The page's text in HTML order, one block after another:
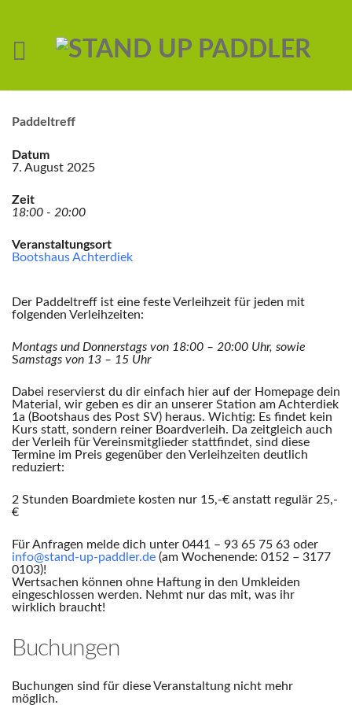
Paddeltreff
Datum
7. August 2025
Zeit
18:00 - 20:00
Veranstaltungsort
Bootshaus Achterdiek
Der Paddeltreff ist eine feste Verleihzeit für jeden mit
folgenden Verleihzeiten:
Montags und Donnerstags von 18:00 – 20:00 Uhr, sowie
Samstags von 13 – 15 Uhr
Dabei reservierst du dir einfach hier auf der Homepage dein
Material, wir geben es dir an unserer Station am Achterdiek
1a (Bootshaus des Post SV) heraus. Wichtig: Es findet kein
Kurs statt, sondern reiner Boardverleih. Da zeitgleich auch
der Verleih für Vereinsmitglieder stattfindet, sind diese
Termine im Preis gegenüber den Verleihzeiten deutlich
reduziert:
2 Stunden Boardmiete kosten nur 15,-€ anstatt regulär 25,-
€
Für Anfragen melde dich unter 0441 – 93 65 75 63 oder
info@stand-up-paddler.de (am Wochenende: 0152 – 3177
0103)!
Wertsachen können ohne Haftung in den Umkleiden
eingeschlossen werden. Nehmt nur das mit, was ihr
wirklich braucht!
Buchungen
Buchungen sind für diese Veranstaltung nicht mehr
möglich.